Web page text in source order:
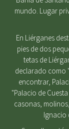
mundo. Lugar
En Liérganes
pies de dos
tetas de
declarado como
encontrar,
"Palacio de
casonas,
Ignacio